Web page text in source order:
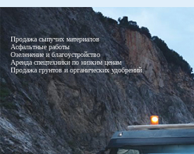
Продажа сыпучих материалов
Асфальтные работы
Озеленение и благоустройство
Аренда спецтехники по низким ценам
Продажа грунтов и органических удобрений